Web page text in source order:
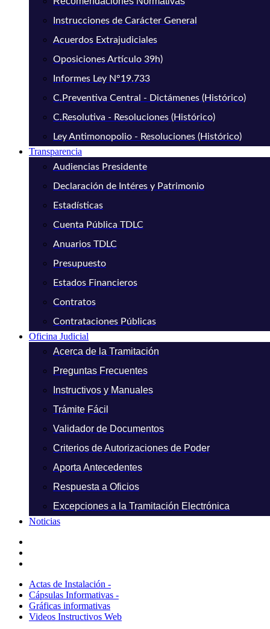
Instrucciones de Carácter General
Acuerdos Extrajudiciales
Oposiciones Artículo 39h)
Informes Ley N°19.733
C.Preventiva Central - Dictámenes (Histórico)
C.Resolutiva - Resoluciones (Histórico)
Ley Antimonopolio - Resoluciones (Histórico)
Transparencia
Audiencias Presidente
Declaración de Intéres y Patrimonio
Estadísticas
Cuenta Pública TDLC
Anuarios TDLC
Presupuesto
Estados Financieros
Contratos
Contrataciones Públicas
Oficina Judicial
Acerca de la Tramitación
Preguntas Frecuentes
Instructivos y Manuales
Trámite Fácil
Validador de Documentos
Criterios de Autorizaciones de Poder
Aporta Antecedentes
Respuesta a Oficios
Excepciones a la Tramitación Electrónica
Noticias
Actas de Instalación -
Cápsulas Informativas -
Gráficas informativas
Videos Instructivos Web